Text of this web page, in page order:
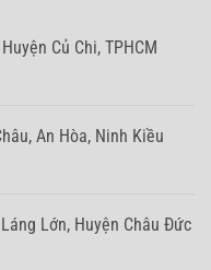
Củ Chi, TPHCM
An Hòa, Ninh Kiều
Lớn, Huyện Châu Đức